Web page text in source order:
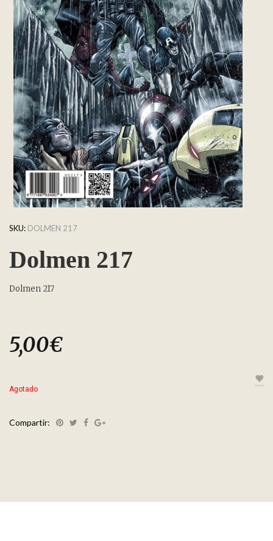
SKU: DOLMEN 217
Dolmen 217
Dolmen 217
5,00€
Agotado
Compartir: